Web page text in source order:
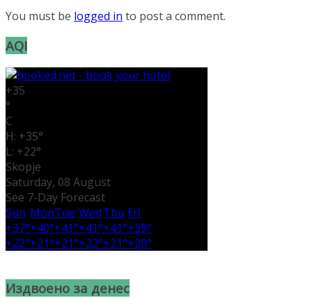
You must be logged in to post a comment.
AQI
+35
°
C
H: +35°
L: +22°
Skopje
Saturday, 08 August
See 7-Day Forecast
Sun MonTue WedThu Fri
+37°+40°+41°+41°+41°+39°
+22°+21°+21°+22°+21°+20°
Издвоено за денес